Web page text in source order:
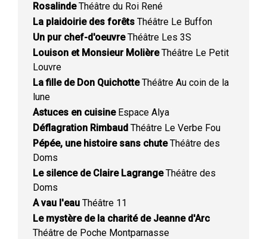
RosalindeThéâtre du Roi René
La plaidoirie des forêts Théâtre Le Buffon
Un pur chef-d'oeuvreThéâtre Les 3S
Louison et Monsieur MolièreThéâtre Le Petit
Louvre
La fille de Don QuichotteThéâtre Au coin de la
lune
Astuces en cuisineEspace Alya
Déflagration Rimbaud Théâtre Le Verbe Fou
Pépée, une histoire sans chuteThéâtre des
Doms
Le silence de Claire LagrangeThéâtre des
Doms
A vau l'eau Théâtre 11
Le mystère de la charité de Jeanne d'Arc
Théâtre de Poche Montparnasse